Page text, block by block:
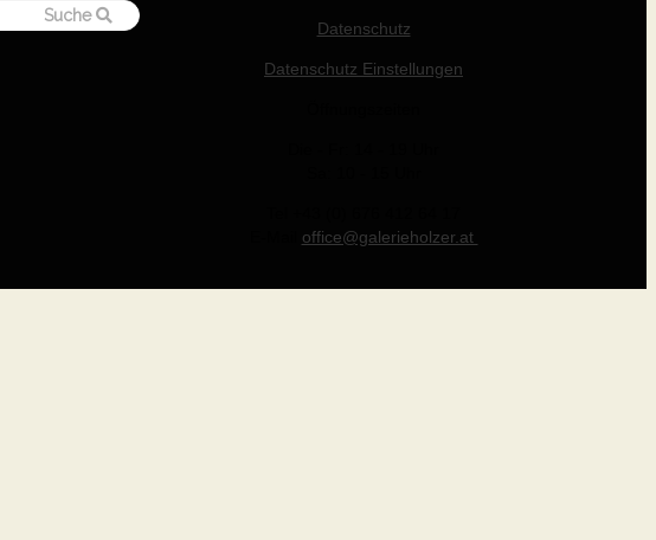
Datenschutz
Datenschutz Einstellungen
office@galerieholzer.at